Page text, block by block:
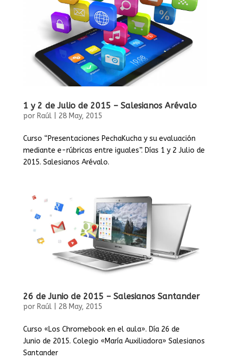
1 y 2 de Julio de 2015 – Salesianos Arévalo
por Raúl| 28 May, 2015
Curso “Presentaciones PechaKucha y su evaluación
mediante e-rúbricas entre iguales”. Días 1 y 2 Julio de
2015. Salesianos Arévalo.
26 de Junio de 2015 – Salesianos Santander
por Raúl| 28 May, 2015
Curso «Los Chromebook en el aula». Día 26 de
Junio de 2015. Colegio «María Auxiliadora» Salesianos
Santander